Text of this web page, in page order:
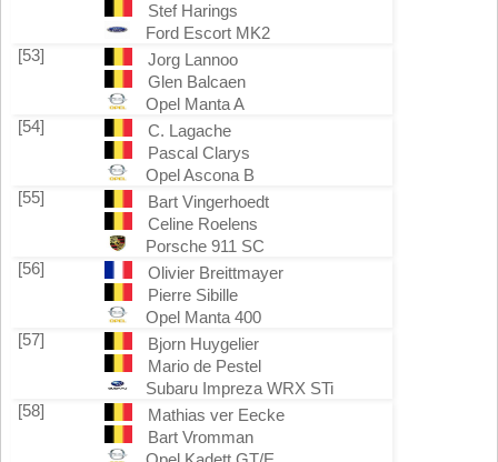
Stef Harings
Ford Escort MK2
[53]
Jorg Lannoo
Glen Balcaen
Opel Manta A
[54]
C. Lagache
Pascal Clarys
Opel Ascona B
[55]
Bart Vingerhoedt
Celine Roelens
Porsche 911 SC
[56]
Olivier Breittmayer
Pierre Sibille
Opel Manta 400
[57]
Bjorn Huygelier
Mario de Pestel
Subaru Impreza WRX STi
[58]
Mathias ver Eecke
Bart Vromman